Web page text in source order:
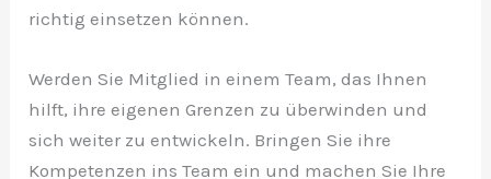
richtig einsetzen können.
Werden Sie Mitglied in einem Team, das Ihnen
hilft, ihre eigenen Grenzen zu überwinden und
sich weiter zu entwickeln. Bringen Sie ihre
Kompetenzen ins Team ein und machen Sie Ihre